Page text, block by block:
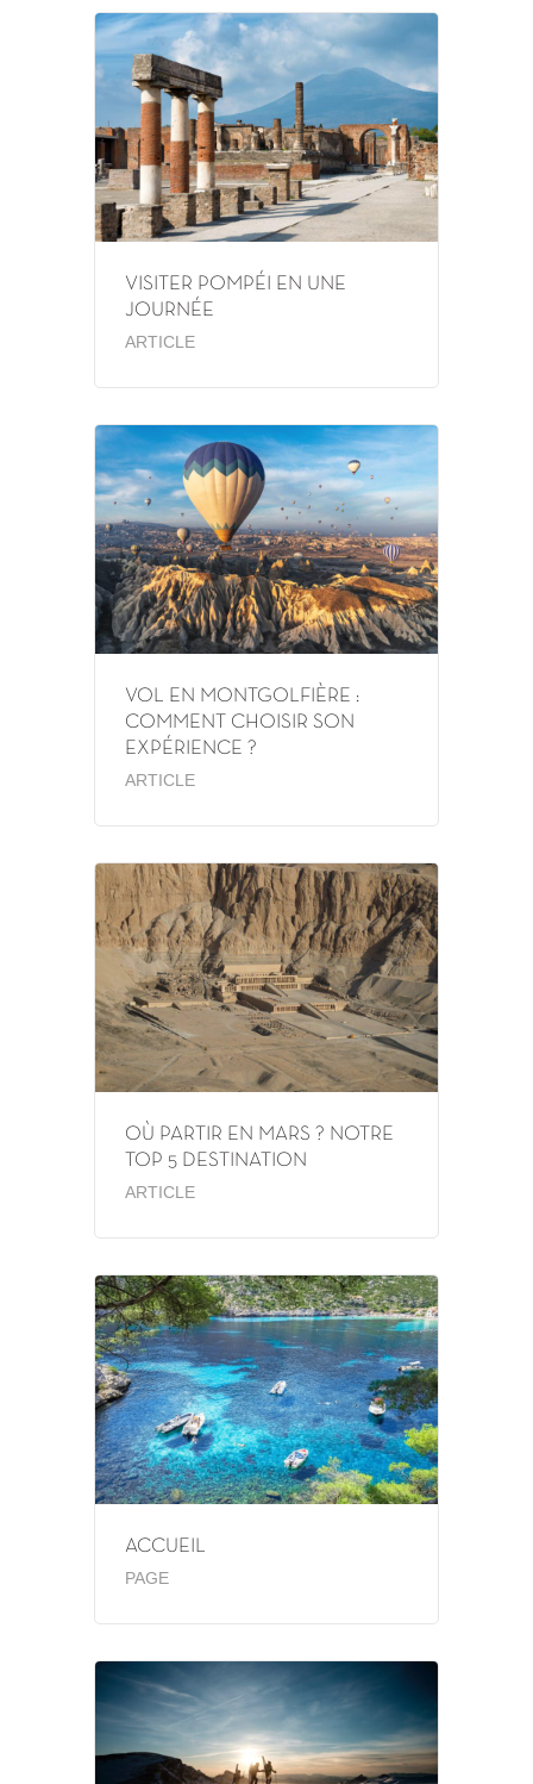
VISITER POMPÉI EN UNE
JOURNÉE
ARTICLE
VOL EN MONTGOLFIÈRE :
COMMENT CHOISIR SON
EXPÉRIENCE ?
ARTICLE
OÙ PARTIR EN MARS ? NOTRE
TOP 5 DESTINATION
ARTICLE
ACCUEIL
PAGE